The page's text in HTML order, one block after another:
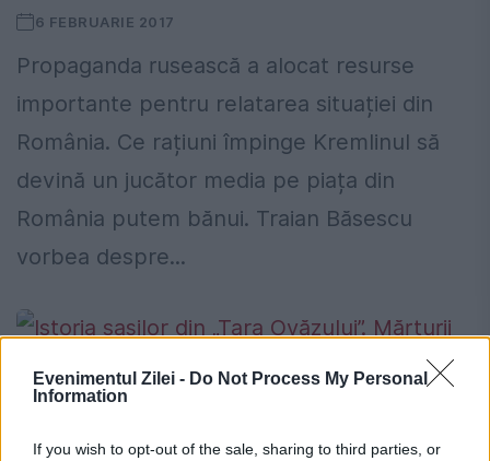
Evenimentul Zilei - Do Not Process My Personal
Information
If you wish to opt-out of the sale, sharing to third parties, or
6 FEBRUARIE 2017
Propaganda rusească a alocat resurse
importante pentru relatarea situației din
România. Ce rațiuni împinge Kremlinul să
devină un jucător media pe piața din
România putem bănui. Traian Băsescu
vorbea despre...